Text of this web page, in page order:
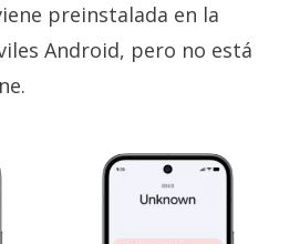
preinstalada en la
Android, pero no está